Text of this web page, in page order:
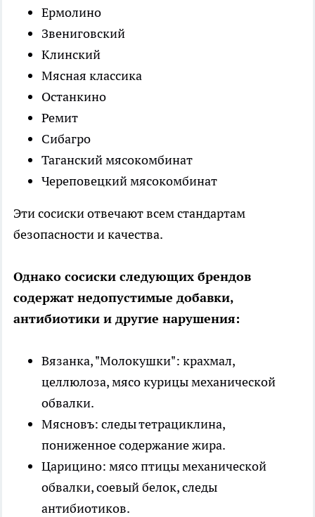
Ермолино
Звениговский
Клинский
Мясная классика
Останкино
Ремит
Сибагро
Таганский мясокомбинат
Череповецкий мясокомбинат
Эти сосиски отвечают всем стандартам
безопасности и качества.
Однако сосиски следующих брендов
содержат недопустимые добавки,
антибиотики и другие нарушения:
Вязанка, "Молокушки": крахмал,
целлюлоза, мясо курицы механической
обвалки.
Мясновъ: следы тетрациклина,
пониженное содержание жира.
Царицино: мясо птицы механической
обвалки, соевый белок, следы
антибиотиков.